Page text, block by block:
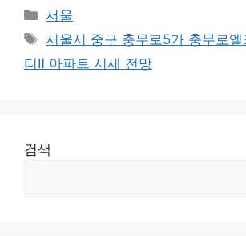
Categories
서울
Tags
서울시 중구 충무로5가 충무로
티Ⅱ 아파트 시세 전망
검색